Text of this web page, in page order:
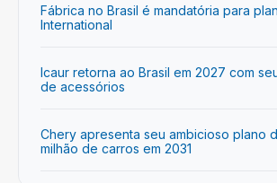
Fábrica no Brasil é mandatória para
International
Icaur retorna ao Brasil em 2027 com
de acessórios
Chery apresenta seu ambicioso plano
milhão de carros em 2031